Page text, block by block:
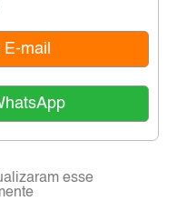
mail
esse